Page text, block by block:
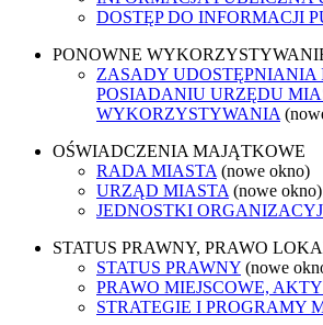
DOSTĘP DO INFORMACJI
PONOWNE
ZASADY UDOSTĘPNIANIA
POSIADANIU URZĘDU
WYKORZYSTYWANIA
OŚWIADCZENIA MAJĄTKOWE
RADA MIASTA (nowe okno)
URZĄD MIASTA (nowe okno)
JEDNOSTKI
STATUS PRAWNY, PRAWO
STATUS PRAWNY (nowe
PRAWO MIEJSCOWE,
STRATEGIE I PROGRAMY